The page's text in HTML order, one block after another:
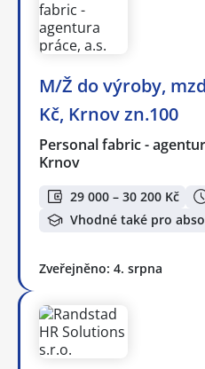
M/Ž do výroby,
Kč, Krnov zn.100
Personal fabric -
Krnov
29 000 – 30 200 Kč
Vhodné také pro
Zveřejněno: 4. srpna